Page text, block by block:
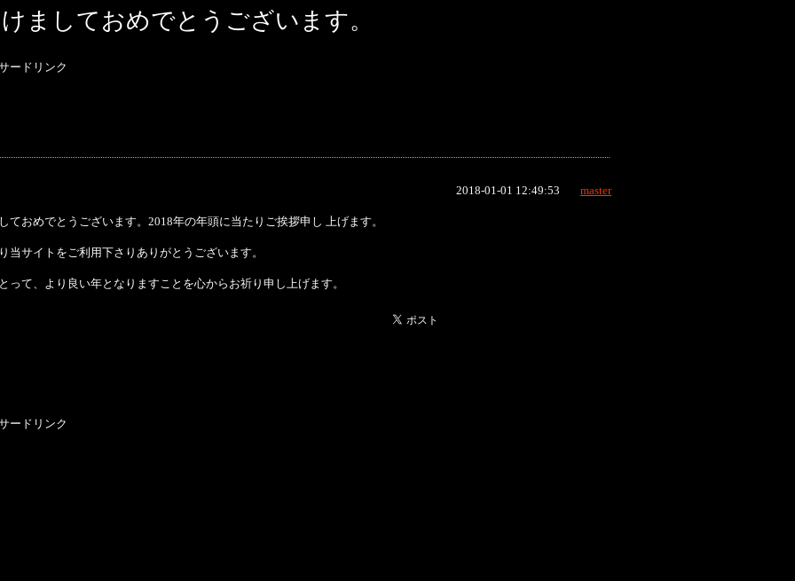
ましておめでとうございます。
ードリンク
2018-01-01 12:49:53 master
ておめでとうございます。2018年の年頭に当たりご挨拶申し 上げます。
当サイトをご利用下さりありがとうございます。
って、より良い年となりますことを心からお祈り申し上げます。
ードリンク